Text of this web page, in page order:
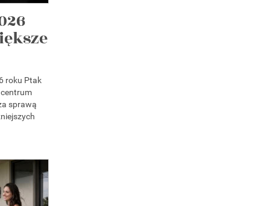
roku Ptak
sprawą